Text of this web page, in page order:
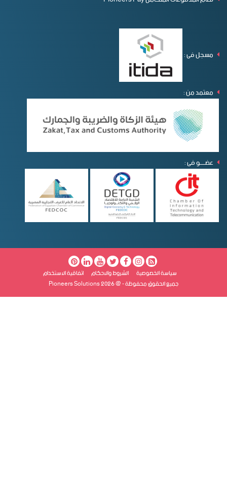
مسجل فى :
معتمد من :
عضـــــو فى :
سياسة الخصوصية الشروط والاحكام اتفاقية الاستخدام
جميع الحقوق محفوظة - @ Pioneers Solutions 2026